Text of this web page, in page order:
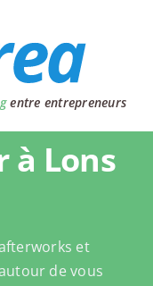
entre entrepreneurs
à Lons
et
de vous